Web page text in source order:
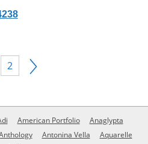
2
American Portfolio
Anaglypta
Antonina Vella
Aquarelle